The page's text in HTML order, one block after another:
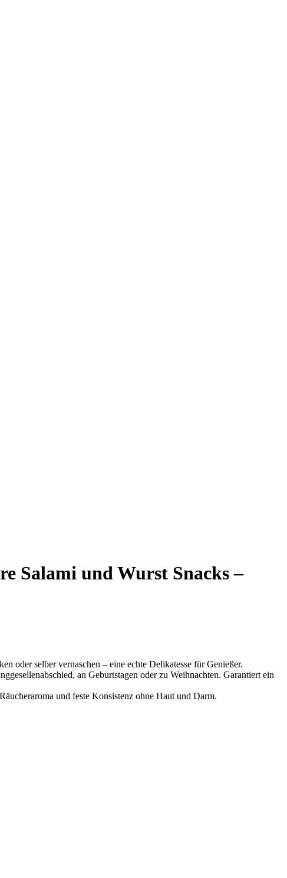
Salami und Wurst Snacks –
oder selber vernaschen – eine echte Delikatesse für Genießer.
an Geburtstagen oder zu Weihnachten. Garantiert ein
und feste Konsistenz ohne Haut und Darm.